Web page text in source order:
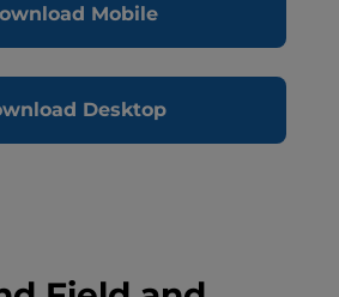
Mobile
Desktop